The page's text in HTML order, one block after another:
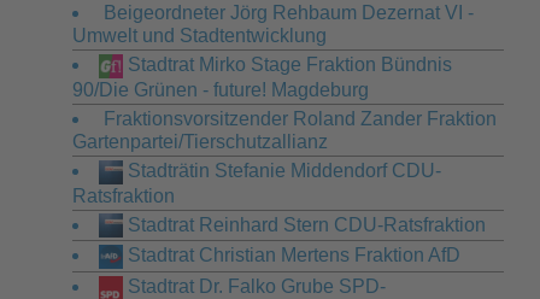
Beigeordneter Jörg Rehbaum Dezernat VI -
Umwelt und Stadtentwicklung
Stadtrat Mirko Stage Fraktion Bündnis
90/Die Grünen - future! Magdeburg
Fraktionsvorsitzender Roland Zander Fraktion
Gartenpartei/Tierschutzallianz
Stadträtin Stefanie Middendorf CDU-
Ratsfraktion
Stadtrat Reinhard Stern CDU-Ratsfraktion
Stadtrat Christian Mertens Fraktion AfD
Stadtrat Dr. Falko Grube SPD-